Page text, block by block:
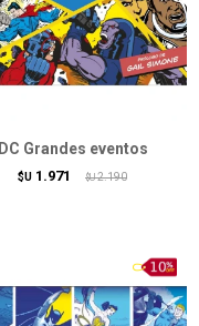
DC Grandes eventos
$U 1.971 $U 2.190